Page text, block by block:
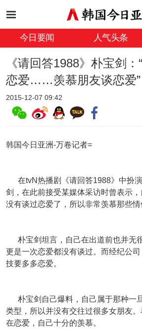
今日要闻 人气头条
《请回答1988》朴宝剑
恋爱……羡慕朋友谈恋爱”
2015-12-07 09:42
韩国今日亚洲-万卷记者=
在tvN热播剧《请回答1988》中扮
剑，在此前接受某媒体采访时曾表示
没有谈过恋爱了，所以非常羡慕那些情
朴宝剑坦言，自己在出道前也并无
更是一次恋爱都没有谈过。而经纪公
技要多多恋爱。
朴宝剑自己爆料，自己属于那种一
类型，所以并没有交往过很多女朋友
在恋爱，自己十分的羡慕。